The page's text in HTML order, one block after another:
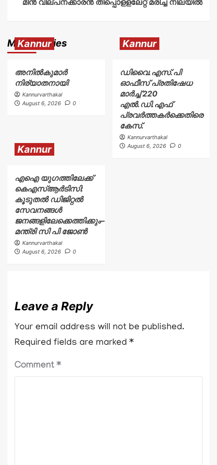
More Stories
Kannur
അനിൽകുമാർ
നിര്യാതനായി
Kannurvarthakal
August 6, 2026
0
Kannur
ഡിവൈ.എസ്.പി
ഓഫീസ് പ്രതിഷേധ
മാർച്ച് 220
എൽ.ഡി.എഫ്
പ്രവർത്തകർക്കെതിരെ
കേസ്.
Kannurvarthakal
August 6, 2026
0
Kannur
എഐ യുഗത്തിലേക്ക്
കെഎസ്ആർടിസി:
കൂടുതൽ ഡിജിറ്റൽ
സേവനങ്ങൾ
ജനങ്ങളിലേക്കെത്തിക്കും–
മന്ത്രി സി പി ജോൺ
Kannurvarthakal
August 6, 2026
0
Leave a Reply
Your email address will not be published.
Required fields are marked *
Comment *